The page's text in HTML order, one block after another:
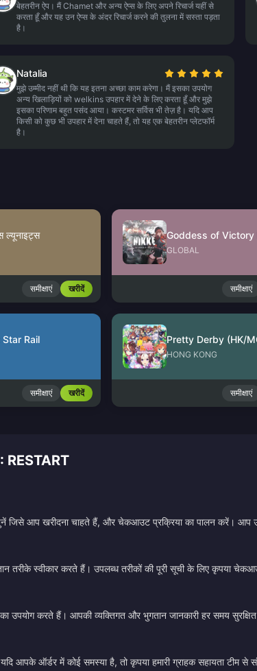
बेहतरीन ऐप। मैं Chamet और अन्य ऐप्स के लिए अपने रिचार्ज यहीं से
करता हूँ और यह उन ऐप्स के अंदर रिचार्ज करने की तुलना में सस्ता पड़ता
है।
Natalia
मुझे उम्मीद नहीं थी कि यह इतना अच्छा काम करेगा। मैं इसका उपयोग
अन्य खिलाड़ियों को welkins उपहार में देने के लिए करता हूँ और मुझे
इसका परिणाम बहुत पसंद आया। कस्टमर सर्विस भी तेज़ है। यदि आप
किसी को कुछ भी उपहार में देना चाहते हैं, तो यह एक बेहतरीन प्लेटफॉर्म
है।
ल्यूनाइट्स
समीक्षाएं खरीदें
Goddess of Victory
GLOBAL
समीक्षाएं
Star Rail
समीक्षाएं खरीदें
Pretty Derby (HK/
HONG KONG
समीक्षाएं
RESTART
जिसे आप खरीदना चाहते हैं, और चेकआउट प्रक्रिया का पालन करें। आप
तरीके स्वीकार करते हैं। उपलब्ध तरीकों की पूरी सूची के लिए कृपया
उपयोग करते हैं। आपकी व्यक्तिगत और भुगतान जानकारी हर समय
यदि आपके ऑर्डर में कोई समस्या है, तो कृपया हमारी ग्राहक सहायता